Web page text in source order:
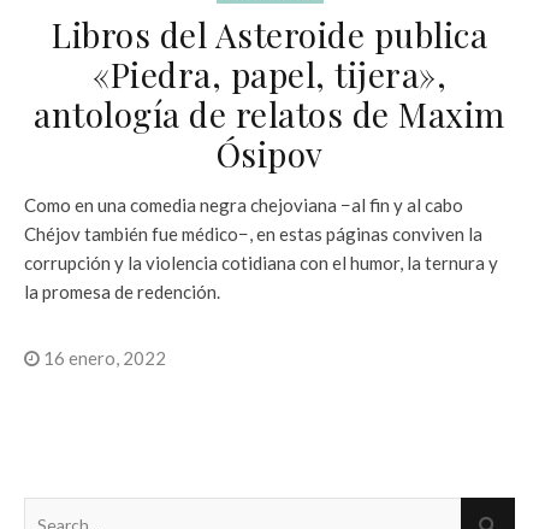
Libros del Asteroide publica
«Piedra, papel, tijera»,
antología de relatos de Maxim
Ósipov
Como en una comedia negra chejoviana −al fin y al cabo
Chéjov también fue médico−, en estas páginas conviven la
corrupción y la violencia cotidiana con el humor, la ternura y
la promesa de redención.
16 enero, 2022